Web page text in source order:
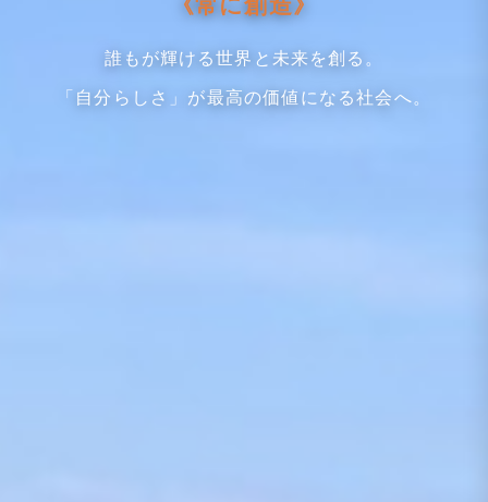
誰もが輝ける世界と未来を創る。
「自分らしさ」が最高の価値になる社会へ。